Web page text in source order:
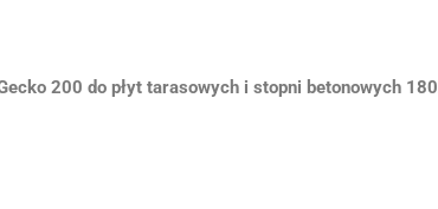
200 do płyt tarasowych i stopni betonowych